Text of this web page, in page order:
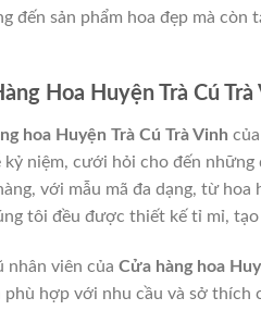
đến sản phẩm hoa đẹp mà
Hoa Huyện Trà Cú
hoa Huyện Trà Cú Trà Vinh
kỷ niệm, cưới hỏi cho đến
với mẫu mã đa dạng, từ
tôi đều được thiết kế tỉ mỉ,
nhân viên của Cửa hàng hoa
phù hợp với nhu cầu và sở thích